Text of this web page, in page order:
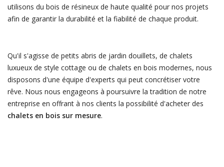
utilisons du bois de résineux de haute qualité pour nos projets
afin de garantir la durabilité et la fiabilité de chaque produit.
Qu'il s'agisse de petits abris de jardin douillets, de chalets
luxueux de style cottage ou de chalets en bois modernes, nous
disposons d'une équipe d'experts qui peut concrétiser votre
rêve. Nous nous engageons à poursuivre la tradition de notre
entreprise en offrant à nos clients la possibilité d'acheter des
chalets en bois sur mesure.